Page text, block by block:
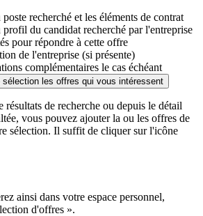
recherché et les éléments de contrat
profil du candidat recherché par l'entreprise
pour répondre à cette offre
de l'entreprise (si présente)
complémentaires le cas échéant
les offres qui vous intéressent
résultats de recherche ou depuis le détail
vous pouvez ajouter la ou les offres de
sélection. Il suffit de cliquer sur l'icône
ainsi dans votre espace personnel,
d'offres ».